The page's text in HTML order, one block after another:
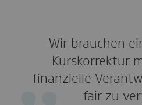
Wir brauchen
Kurskorrektur
finanzielle
fair zu